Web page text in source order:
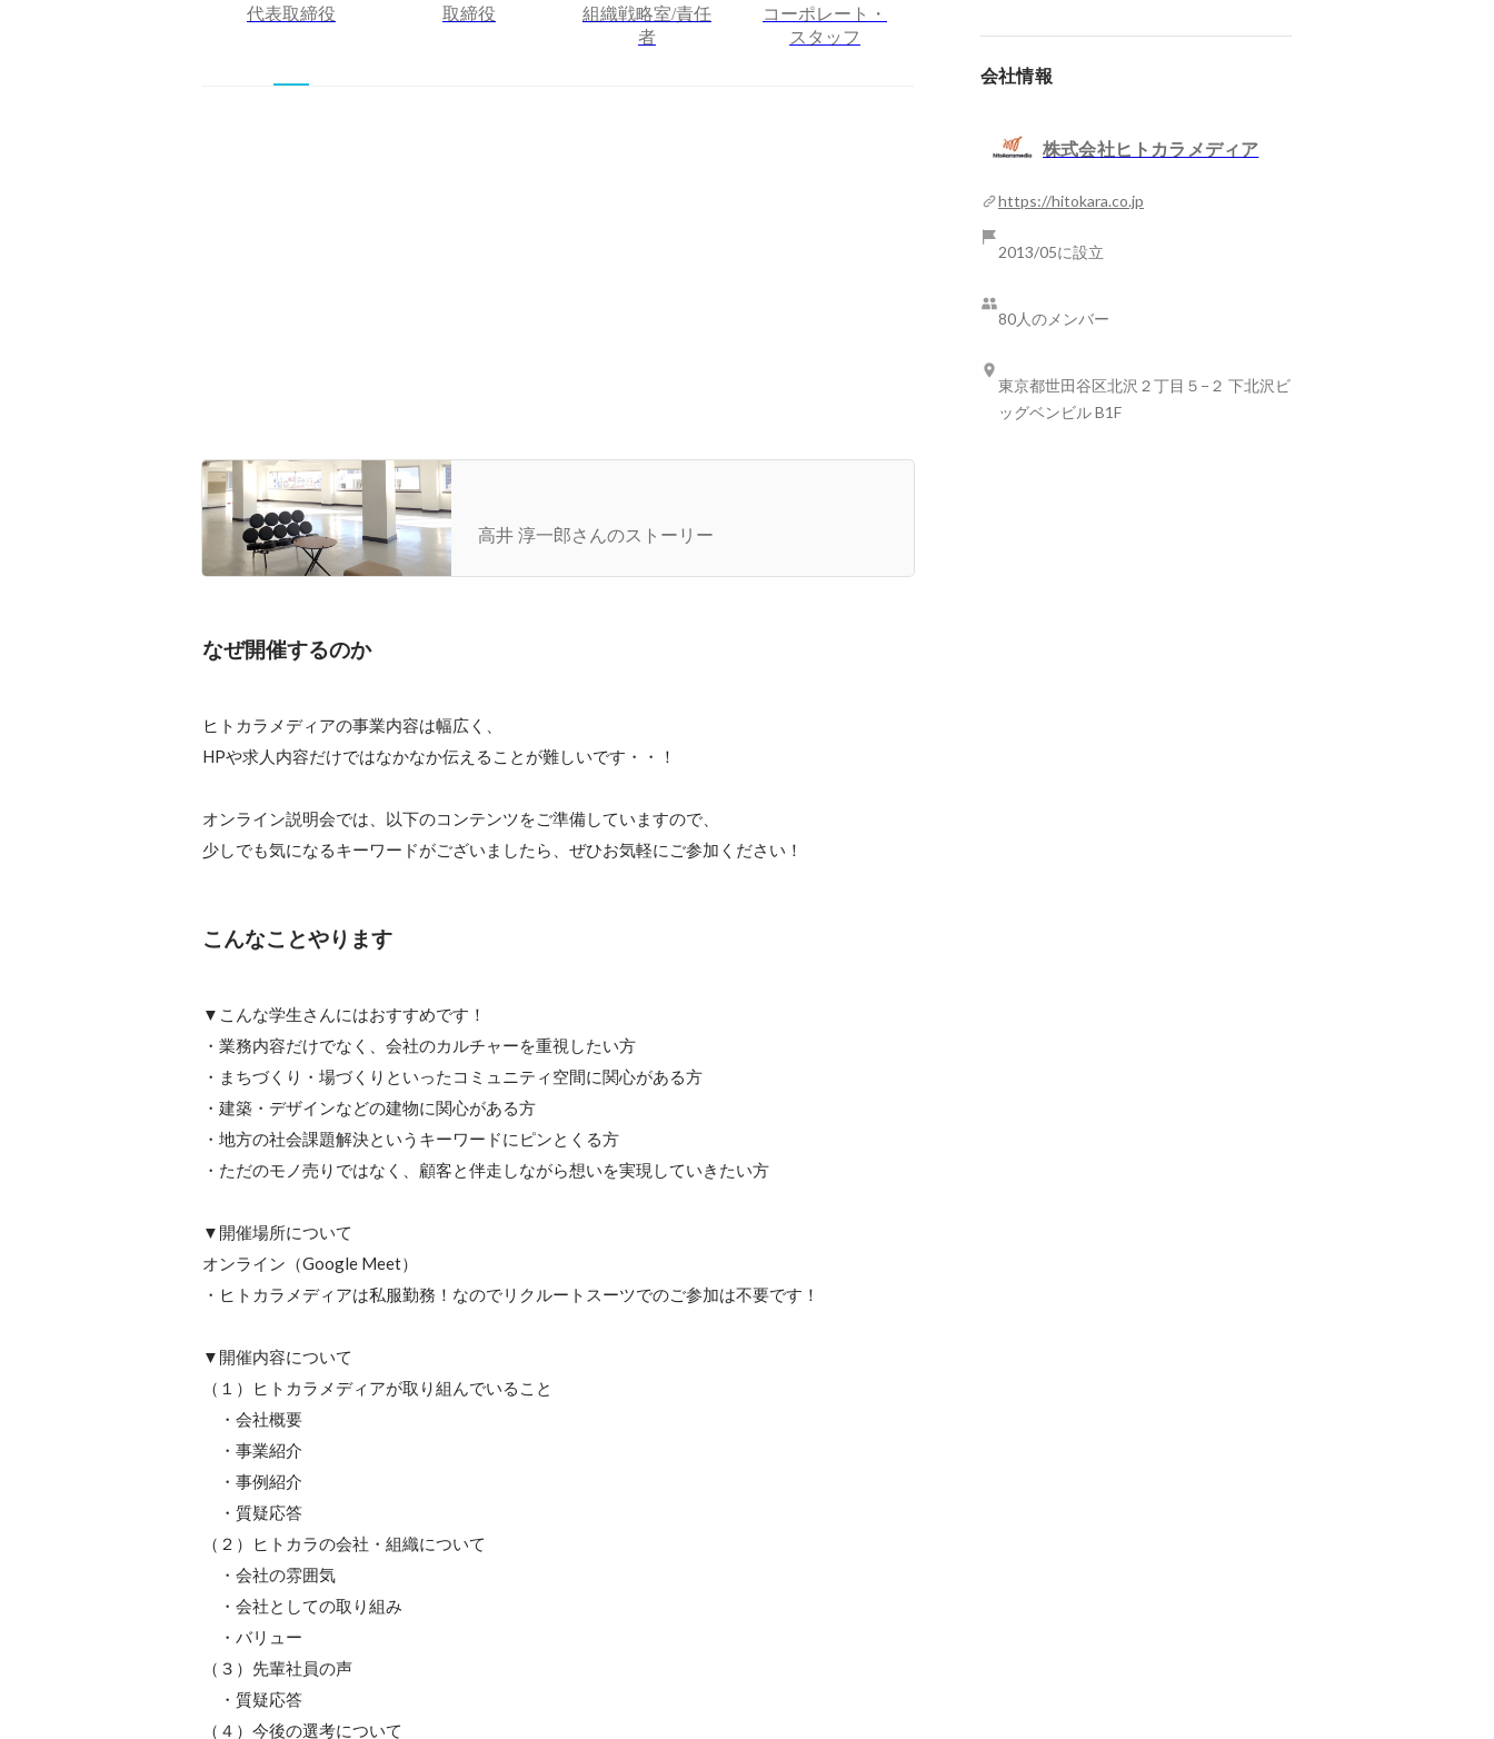
代表取締役 取締役
組織戦略室/責任
者
コーポレート・
スタッフ
ドッキリ。ヒトカラメディアの過酷な創業期
高井 淳一郎さんのストーリー
なぜ開催するのか
ヒトカラメディアの事業内容は幅広く、
HPや求人内容だけではなかなか伝えることが難しいです・・！
オンライン説明会では、以下のコンテンツをご準備していますので、
少しでも気になるキーワードがございましたら、ぜひお気軽にご参加ください！
こんなことやります
▼こんな学生さんにはおすすめです！
・業務内容だけでなく、会社のカルチャーを重視したい方
・まちづくり・場づくりといったコミュニティ空間に関心がある方
・建築・デザインなどの建物に関心がある方
・地方の社会課題解決というキーワードにピンとくる方
・ただのモノ売りではなく、顧客と伴走しながら想いを実現していきたい方
▼開催場所について
オンライン（Google Meet）
・ヒトカラメディアは私服勤務！なのでリクルートスーツでのご参加は不要です！
▼開催内容について
（１）ヒトカラメディアが取り組んでいること
・会社概要
・事業紹介
・事例紹介
・質疑応答
（２）ヒトカラの会社・組織について
・会社の雰囲気
・会社としての取り組み
・バリュー
（３）先輩社員の声
・質疑応答
（４）今後の選考について
会社情報
株式会社ヒトカラメディア
https://hitokara.co.jp
2013/05に設立
80人のメンバー
東京都世田谷区北沢２丁目５−２ 下北沢ビ
ッグベンビル B1F